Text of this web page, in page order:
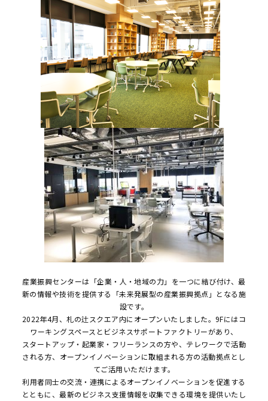
産業振興センターは「企業・人・地域の力」を一つに結び付け、最
新の情報や技術を提供する「未来発展型の産業振興拠点」となる施
設です。
2022年4月、札の辻スクエア内にオープンいたしました。9Fにはコ
ワーキングスペースとビジネスサポートファクトリーがあり、
スタートアップ・起業家・フリーランスの方や、テレワークで活動
される方、オープンイノベーションに取組まれる方の活動拠点とし
てご活用いただけます。
利用者同士の交流・連携によるオープンイノベーションを促進する
とともに、最新のビジネス支援情報を収集できる環境を提供いたし